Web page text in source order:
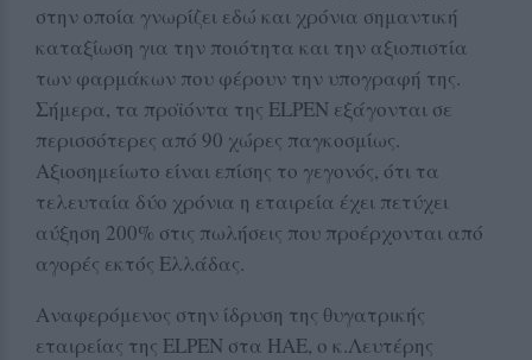
στην οποία γνωρίζει εδώ και χρόνια σημαντική
καταξίωση για την ποιότητα και την αξιοπιστία
των φαρμάκων που φέρουν την υπογραφή της.
Σήμερα, τα προϊόντα της ELPEN εξάγονται σε
περισσότερες από 90 χώρες παγκοσμίως.
Αξιοσημείωτο είναι επίσης το γεγονός, ότι τα
τελευταία δύο χρόνια η εταιρεία έχει πετύχει
αύξηση 200% στις πωλήσεις που προέρχονται από
αγορές εκτός Ελλάδας.
Αναφερόμενος στην ίδρυση της θυγατρικής
εταιρείας της ELPEN στα ΗΑΕ, ο κ.Λευτέρης